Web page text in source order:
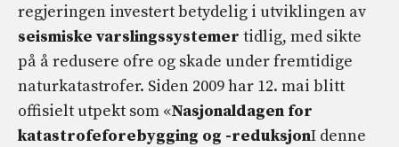
regjeringen investert betydelig i utviklingen av
seismiske varslingssystemer tidlig, med sikte
på å redusere ofre og skade under fremtidige
naturkatastrofer. Siden 2009 har 12. mai blitt
offisielt utpekt som «Nasjonaldagen for
katastrofeforebygging og -reduksjonI denne